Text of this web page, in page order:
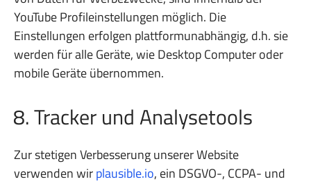
YouTube Profileinstellungen möglich. Die
Einstellungen erfolgen plattformunabhängig, d.h. sie
werden für alle Geräte, wie Desktop Computer oder
mobile Geräte übernommen.
8. Tracker und Analysetools
Zur stetigen Verbesserung unserer Website
verwenden wirplausible.io, ein DSGVO-, CCPA- und